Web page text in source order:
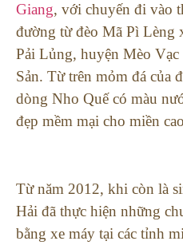
Giang, với chuyến đi vào
đường từ đèo Mã Pì Lèng
Pải Lủng, huyện Mèo
Sản. Từ trên mỏm đá của
dòng Nho Quế có màu
đẹp mềm mại cho miền
Từ năm 2012, khi còn là
Hải đã thực hiện những
bằng xe máy tại các tỉnh